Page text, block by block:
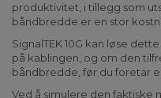
produktivitet, i tillegg som
båndbredde er en stor
SignalTEK 10G kan løse
på kablingen, og om den
båndbredde, før du foretar
Ved å simulere den faktiske